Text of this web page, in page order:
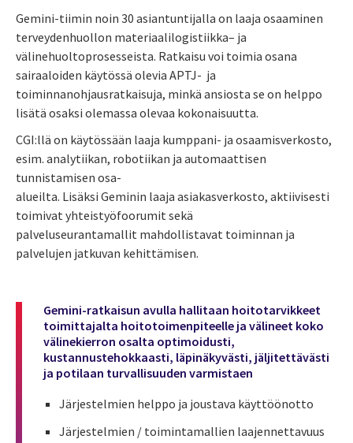
Gemini-tiimin noin 30 asiantuntijalla on laaja osaaminen
terveydenhuollon materiaalilogistiikka– ja
välinehuoltoprosesseista. Ratkaisu voi toimia osana
sairaaloiden käytössä olevia APTJ- ja
toiminnanohjausratkaisuja, minkä ansiosta se on helppo
lisätä osaksi olemassa olevaa kokonaisuutta.
CGI:llä on käytössään laaja kumppani- ja osaamisverkosto,
esim. analytiikan, robotiikan ja automaattisen
tunnistamisen osa-
alueilta. Lisäksi Geminin laaja asiakasverkosto, aktiivisesti
toimivat yhteistyöfoorumit sekä
palveluseurantamallit mahdollistavat toiminnan ja
palvelujen jatkuvan kehittämisen.
Gemini-ratkaisun avulla hallitaan hoitotarvikkeet
toimittajalta hoitotoimenpiteelle ja välineet koko
välinekierron osalta optimoidusti,
kustannustehokkaasti, läpinäkyvästi, jäljitettävästi
ja potilaan turvallisuuden varmistaen
Järjestelmien helppo ja joustava käyttöönotto
Järjestelmien / toimintamallien laajennettavuus